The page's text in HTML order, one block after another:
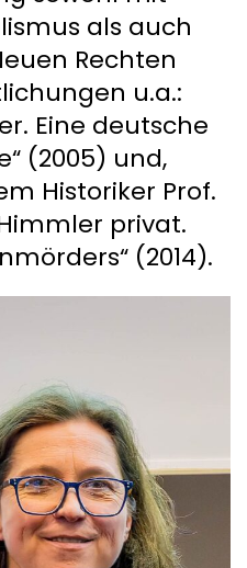
als auch
Rechten
u.a.:
Eine deutsche
(2005) und,
Historiker Prof.
privat.
(2014).